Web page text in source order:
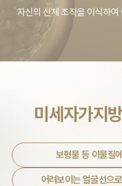
자신의 신체 조직을 이식하여
미세자가지
보형물 등 이물질
어려보이는 얼굴선으